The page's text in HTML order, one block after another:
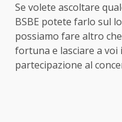
Se volete ascoltare
BSBE potete farlo sul
possiamo fare altro
fortuna e lasciare a voi
partecipazione al